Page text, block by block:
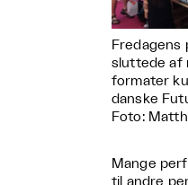
Fredagens
sluttede af
formater
danske
Foto:
Mange
til andre